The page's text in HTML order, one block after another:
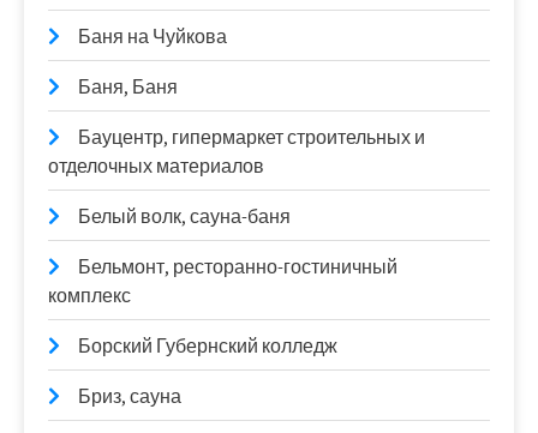
Баня на Чуйкова
Баня, Баня
Бауцентр, гипермаркет строительных и
отделочных материалов
Белый волк, сауна-баня
Бельмонт, ресторанно-гостиничный
комплекс
Борский Губернский колледж
Бриз, сауна